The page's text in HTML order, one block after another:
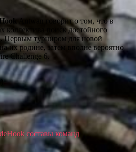
Antwan говорит о том, что в
коллектива поиск достойного
Первым турниром для новой
их родине, затем вполне вероятно
Challenge 6.
составы команд